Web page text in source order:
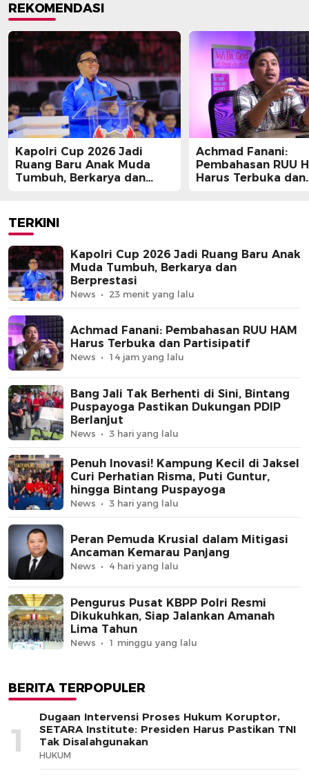
REKOMENDASI
Kapolri Cup 2026 Jadi
Ruang Baru Anak Muda
Tumbuh, Berkarya dan
Achmad Fanani:
Pembahasan RUU
Harus Terbuka dan
TERKINI
Kapolri Cup 2026 Jadi Ruang Baru Anak
Muda Tumbuh, Berkarya dan
Berprestasi
News 23 menit yang lalu
Achmad Fanani: Pembahasan RUU HAM
Harus Terbuka dan Partisipatif
News 14 jam yang lalu
Bang Jali Tak Berhenti di Sini, Bintang
Puspayoga Pastikan Dukungan PDIP
Berlanjut
News 3 hari yang lalu
Penuh Inovasi! Kampung Kecil di Jaksel
Curi Perhatian Risma, Puti Guntur,
hingga Bintang Puspayoga
News 3 hari yang lalu
Peran Pemuda Krusial dalam Mitigasi
Ancaman Kemarau Panjang
News 4 hari yang lalu
Pengurus Pusat KBPP Polri Resmi
Dikukuhkan, Siap Jalankan Amanah
Lima Tahun
News 1 minggu yang lalu
BERITA TERPOPULER
1
Dugaan Intervensi Proses Hukum Koruptor,
SETARA Institute: Presiden Harus Pastikan TNI
Tak Disalahgunakan
HUKUM